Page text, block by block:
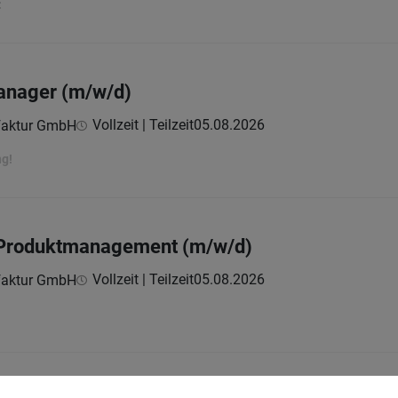
(m/w/d)
GmbH Vollzeit | Teilzeit05.08.2026
(m/w/d)
GmbH Vollzeit | Teilzeit05.08.2026